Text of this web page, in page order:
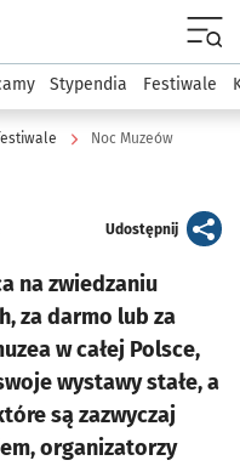
Kultura
Stypendia Festiwale
Noc Muzeów
Udostępnijartykuł
na zwiedzaniu
za darmo lub za
w całej Polsce,
wystawy stałe, a
są zazwyczaj
organizatorzy